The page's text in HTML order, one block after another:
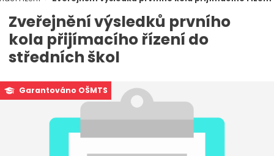
Zveřejnění výsledků prvního
kola přijímacího řízení do
středních škol
Garantováno OŠMTS